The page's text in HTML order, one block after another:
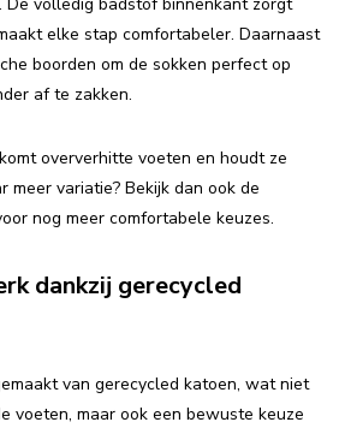
elke stap comfortabeler. Daarnaast
boorden om de sokken perfect op
af te zakken.
oververhitte voeten en houdt ze
meer variatie? Bekijk dan ook de
nog meer comfortabele keuzes.
dankzij gerecycled
van gerecycled katoen, wat niet
voeten, maar ook een bewuste keuze